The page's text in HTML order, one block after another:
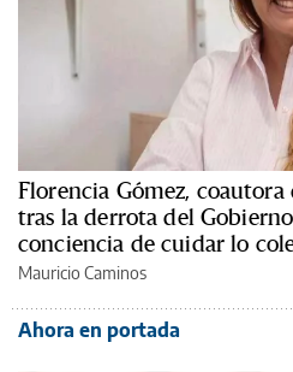
Florencia Gómez, coautora
tras la derrota del
conciencia de cuidar lo
Mauricio Caminos
Ahora en portada